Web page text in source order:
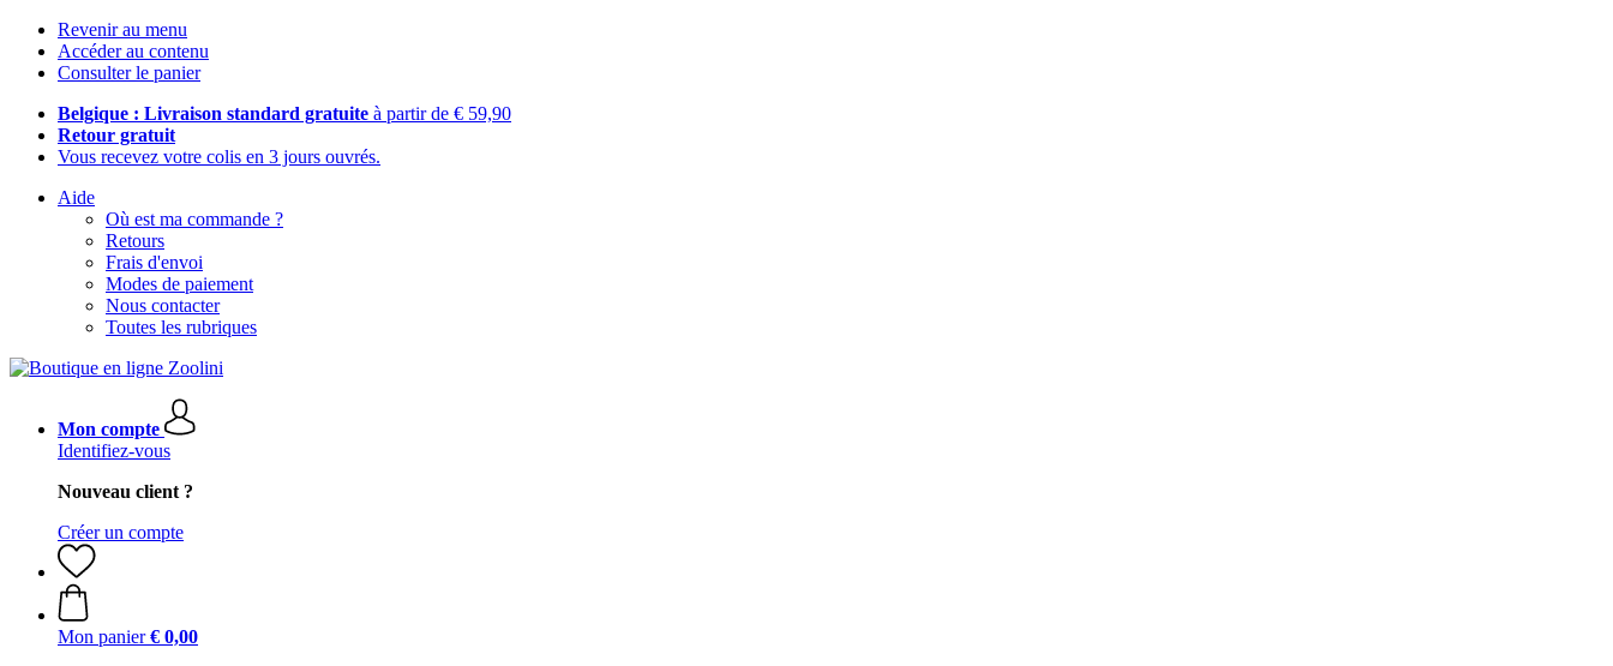
Revenir au menu
Accéder au contenu
Consulter le panier
Belgique : Livraison standard gratuite à partir de € 59,90
Retour gratuit
Vous recevez votre colis en 3 jours ouvrés.
Aide
Où est ma commande ?
Retours
Frais d'envoi
Modes de paiement
Nous contacter
Toutes les rubriques
Mon compte
Identifiez-vous
Nouveau client ?
Créer un compte
Mon panier € 0,00